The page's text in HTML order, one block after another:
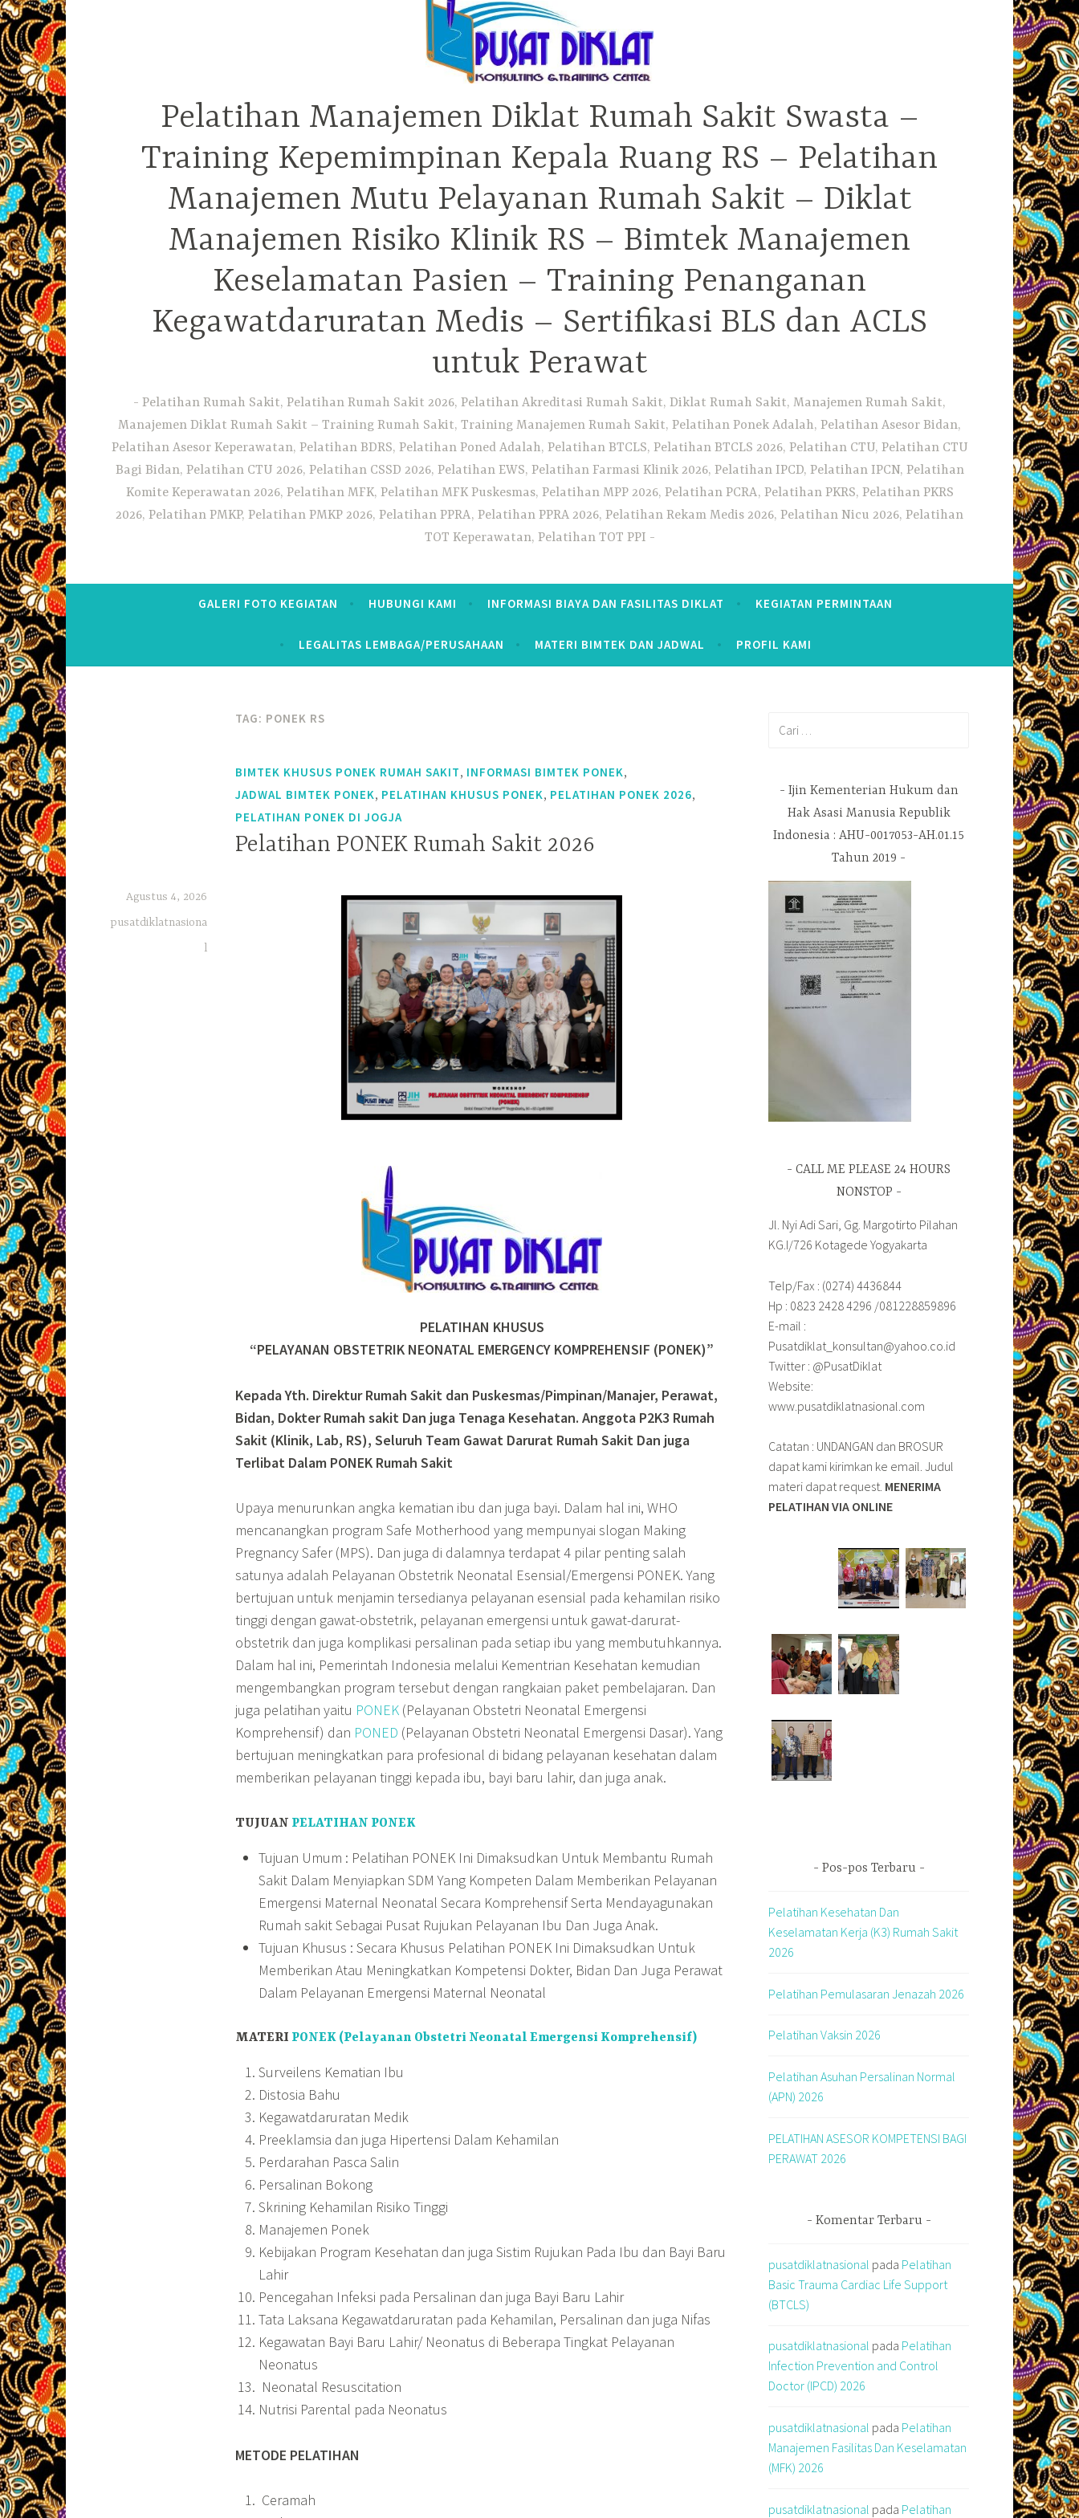
Pelatihan Manajemen Diklat Rumah Sakit Swasta –
Training Kepemimpinan Kepala Ruang RS – Pelatihan
Manajemen Mutu Pelayanan Rumah Sakit – Diklat
Manajemen Risiko Klinik RS – Bimtek Manajemen
Keselamatan Pasien – Training Penanganan
Kegawatdaruratan Medis – Sertifikasi BLS dan ACLS
untuk Perawat
Pelatihan Rumah Sakit, Pelatihan Rumah Sakit 2026, Pelatihan Akreditasi Rumah Sakit, Diklat Rumah Sakit, Manajemen Rumah Sakit,
Manajemen Diklat Rumah Sakit – Training Rumah Sakit, Training Manajemen Rumah Sakit, Pelatihan Ponek Adalah, Pelatihan Asesor Bidan,
Pelatihan Asesor Keperawatan, Pelatihan BDRS, Pelatihan Poned Adalah, Pelatihan BTCLS, Pelatihan BTCLS 2026, Pelatihan CTU, Pelatihan CTU
Bagi Bidan, Pelatihan CTU 2026, Pelatihan CSSD 2026, Pelatihan EWS, Pelatihan Farmasi Klinik 2026, Pelatihan IPCD, Pelatihan IPCN, Pelatihan
Komite Keperawatan 2026, Pelatihan MFK, Pelatihan MFK Puskesmas, Pelatihan MPP 2026, Pelatihan PCRA, Pelatihan PKRS, Pelatihan PKRS
2026, Pelatihan PMKP, Pelatihan PMKP 2026, Pelatihan PPRA, Pelatihan PPRA 2026, Pelatihan Rekam Medis 2026, Pelatihan Nicu 2026, Pelatihan
TOT Keperawatan, Pelatihan TOT PPI
GALERI FOTO KEGIATAN HUBUNGI KAMI INFORMASI BIAYA DAN FASILITAS DIKLAT KEGIATAN PERMINTAAN
LEGALITAS LEMBAGA/PERUSAHAAN MATERI BIMTEK DAN JADWAL PROFIL KAMI
TAG: PONEK RS
BIMTEK KHUSUS PONEK RUMAH SAKIT, INFORMASI BIMTEK PONEK,
JADWAL BIMTEK PONEK, PELATIHAN KHUSUS PONEK, PELATIHAN PONEK 2026,
PELATIHAN PONEK DI JOGJA
Pelatihan PONEK Rumah Sakit 2026
Agustus 4, 2026
pusatdiklatnasiona
l
PELATIHAN KHUSUS
“PELAYANAN OBSTETRIK NEONATAL EMERGENCY KOMPREHENSIF (PONEK)”
Kepada Yth. Direktur Rumah Sakit dan Puskesmas/Pimpinan/Manajer, Perawat,
Bidan, Dokter Rumah sakit Dan juga Tenaga Kesehatan. Anggota P2K3 Rumah
Sakit (Klinik, Lab, RS), Seluruh Team Gawat Darurat Rumah Sakit Dan juga
Terlibat Dalam PONEK Rumah Sakit
Upaya menurunkan angka kematian ibu dan juga bayi. Dalam hal ini, WHO
mencanangkan program Safe Motherhood yang mempunyai slogan Making
Pregnancy Safer (MPS). Dan juga di dalamnya terdapat 4 pilar penting salah
satunya adalah Pelayanan Obstetrik Neonatal Esensial/Emergensi PONEK. Yang
bertujuan untuk menjamin tersedianya pelayanan esensial pada kehamilan risiko
tinggi dengan gawat-obstetrik, pelayanan emergensi untuk gawat-darurat-
obstetrik dan juga komplikasi persalinan pada setiap ibu yang membutuhkannya.
Dalam hal ini, Pemerintah Indonesia melalui Kementrian Kesehatan kemudian
mengembangkan program tersebut dengan rangkaian paket pembelajaran. Dan
juga pelatihan yaitu PONEK (Pelayanan Obstetri Neonatal Emergensi
Komprehensif) dan PONED (Pelayanan Obstetri Neonatal Emergensi Dasar). Yang
bertujuan meningkatkan para profesional di bidang pelayanan kesehatan dalam
memberikan pelayanan tinggi kepada ibu, bayi baru lahir, dan juga anak.
TUJUAN PELATIHAN PONEK
Tujuan Umum : Pelatihan PONEK Ini Dimaksudkan Untuk Membantu Rumah
Sakit Dalam Menyiapkan SDM Yang Kompeten Dalam Memberikan Pelayanan
Emergensi Maternal Neonatal Secara Komprehensif Serta Mendayagunakan
Rumah sakit Sebagai Pusat Rujukan Pelayanan Ibu Dan Juga Anak.
Tujuan Khusus : Secara Khusus Pelatihan PONEK Ini Dimaksudkan Untuk
Memberikan Atau Meningkatkan Kompetensi Dokter, Bidan Dan Juga Perawat
Dalam Pelayanan Emergensi Maternal Neonatal
MATERI PONEK (Pelayanan Obstetri Neonatal Emergensi Komprehensif)
Surveilens Kematian Ibu
Distosia Bahu
Kegawatdaruratan Medik
Preeklamsia dan juga Hipertensi Dalam Kehamilan
Perdarahan Pasca Salin
Persalinan Bokong
Skrining Kehamilan Risiko Tinggi
Manajemen Ponek
Kebijakan Program Kesehatan dan juga Sistim Rujukan Pada Ibu dan Bayi Baru
Lahir
Pencegahan Infeksi pada Persalinan dan juga Bayi Baru Lahir
Tata Laksana Kegawatdaruratan pada Kehamilan, Persalinan dan juga Nifas
Kegawatan Bayi Baru Lahir/ Neonatus di Beberapa Tingkat Pelayanan
Neonatus
Neonatal Resuscitation
Nutrisi Parental pada Neonatus
METODE PELATIHAN
Ceramah
Ijin Kementerian Hukum dan
Hak Asasi Manusia Republik
Indonesia : AHU-0017053-AH.01.15
Tahun 2019
CALL ME PLEASE 24 HOURS
NONSTOP
Jl. Nyi Adi Sari, Gg. Margotirto Pilahan
KG.I/726 Kotagede Yogyakarta
Telp/Fax : (0274) 4436844
Hp : 0823 2428 4296 /081228859896
E-mail :
Pusatdiklat_konsultan@yahoo.co.id
Twitter : @PusatDiklat
Website:
www.pusatdiklatnasional.com
Catatan : UNDANGAN dan BROSUR
dapat kami kirimkan ke email. Judul
materi dapat request. MENERIMA
PELATIHAN VIA ONLINE
Pos-pos Terbaru
Pelatihan Kesehatan Dan
Keselamatan Kerja (K3) Rumah Sakit
2026
Pelatihan Pemulasaran Jenazah 2026
Pelatihan Vaksin 2026
Pelatihan Asuhan Persalinan Normal
(APN) 2026
PELATIHAN ASESOR KOMPETENSI BAGI
PERAWAT 2026
Komentar Terbaru
pusatdiklatnasional pada Pelatihan
Basic Trauma Cardiac Life Support
(BTCLS)
pusatdiklatnasional pada Pelatihan
Infection Prevention and Control
Doctor (IPCD) 2026
pusatdiklatnasional pada Pelatihan
Manajemen Fasilitas Dan Keselamatan
(MFK) 2026
pusatdiklatnasional pada Pelatihan